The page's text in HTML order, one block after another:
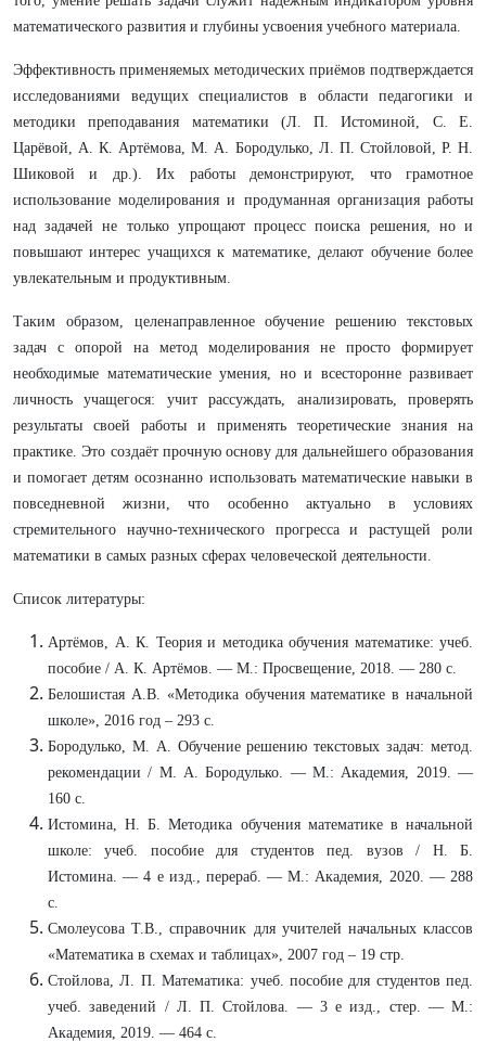
математического развития и глубины усвоения учебного материала.
Эффективность применяемых методических приёмов подтверждается
исследованиями ведущих специалистов в области педагогики и
методики преподавания математики (Л. П. Истоминой, С. Е.
Царёвой, А. К. Артёмова, М. А. Бородулько, Л. П. Стойловой, Р. Н.
Шиковой и др.). Их работы демонстрируют, что грамотное
использование моделирования и продуманная организация работы
над задачей не только упрощают процесс поиска решения, но и
повышают интерес учащихся к математике, делают обучение более
увлекательным и продуктивным.
Таким образом, целенаправленное обучение решению текстовых
задач с опорой на метод моделирования не просто формирует
необходимые математические умения, но и всесторонне развивает
личность учащегося: учит рассуждать, анализировать, проверять
результаты своей работы и применять теоретические знания на
практике. Это создаёт прочную основу для дальнейшего образования
и помогает детям осознанно использовать математические навыки в
повседневной жизни, что особенно актуально в условиях
стремительного научно‑технического прогресса и растущей роли
математики в самых разных сферах человеческой деятельности.
Список литературы:
Артёмов, А. К. Теория и методика обучения математике: учеб.
пособие / А. К. Артёмов. — М.: Просвещение, 2018. — 280 с.
Белошистая А.В. «Методика обучения математике в начальной
школе», 2016 год – 293 с.
Бородулько, М. А. Обучение решению текстовых задач: метод.
рекомендации / М. А. Бородулько. — М.: Академия, 2019. —
160 с.
Истомина, Н. Б. Методика обучения математике в начальной
школе: учеб. пособие для студентов пед. вузов / Н. Б.
Истомина. — 4 е изд., перераб. — М.: Академия, 2020. — 288
с.
Смолеусова Т.В., справочник для учителей начальных классов
«Математика в схемах и таблицах», 2007 год – 19 стр.
Стойлова, Л. П. Математика: учеб. пособие для студентов пед.
учеб. заведений / Л. П. Стойлова. — 3 е изд., стер. — М.:
Академия, 2019. — 464 с.